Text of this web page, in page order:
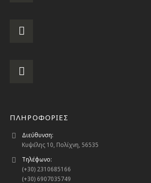
ΠΛΗΡΟΦΟΡΙΕΣ
Διεύθυνση:
Κυψέλης 10, Πολίχνη, 56535
Τηλέφωνο:
(+30) 2310685166
(+30) 6907035749